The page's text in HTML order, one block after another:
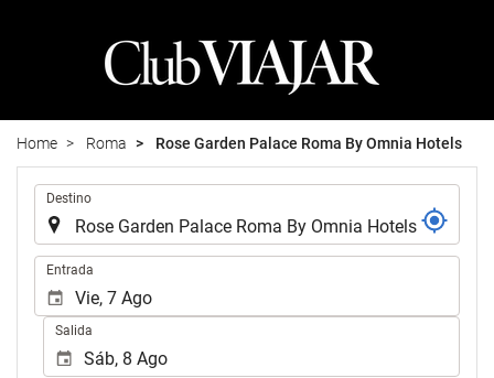
Home Roma Rose Garden Palace Roma By Omnia Hotels
Destino
Entrada
Salida